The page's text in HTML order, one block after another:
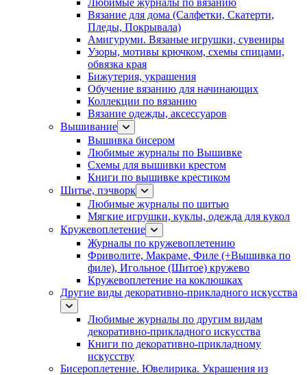
Любимые журналы по вязанию
Вязание для дома (Салфетки, Скатерти,
Пледы, Покрывала)
Амигуруми. Вязаные игрушки, сувениры
Узоры, мотивы крючком, схемы спицами,
обвязка края
Бижутерия, украшения
Обучение вязанию для начинающих
Коллекции по вязанию
Вязание одежды, аксессуаров
Вышивание
Вышивка бисером
Любимые журналы по Вышивке
Схемы для вышивки крестом
Книги по вышивке крестиком
Шитье, пэчворк
Любимые журналы по шитью
Мягкие игрушки, куклы, одежда для кукол
Кружевоплетение
Журналы по кружевоплетению
Фриволите, Макраме, Филе (+Вышивка по
филе), Игольное (Шитое) кружево
Кружевоплетение на коклюшках
Другие виды декоративно-прикладного искусства
Любимые журналы по другим видам
декоративно-прикладного искусства
Книги по декоративно-прикладному
искусству
Бисероплетение. Ювелирика. Украшения из